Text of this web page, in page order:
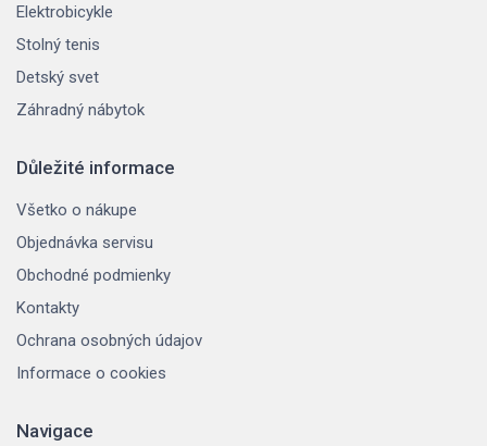
Elektrobicykle
Stolný tenis
Detský svet
Záhradný nábytok
Důležité informace
Všetko o nákupe
Objednávka servisu
Obchodné podmienky
Kontakty
Ochrana osobných údajov
Informace o cookies
Navigace